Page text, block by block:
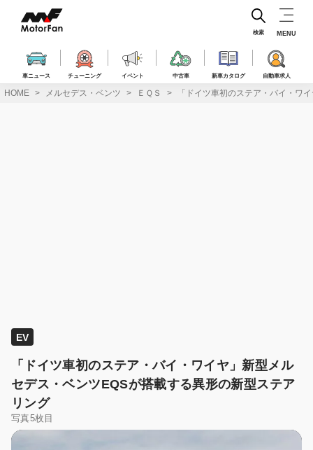
ス
車ニュース チューニング イベント 中古車 新車カタログ 自動車求人
検索 MENU
HOME メルセデス・ベンツ ＥＱＳ 「ドイツ車初のステア・バイ・ワ
EV
「ドイツ車初のステア・バイ・ワイヤ」新型メル
セデス・ベンツEQSが搭載する異形の新型ステア
リング
写真5枚目